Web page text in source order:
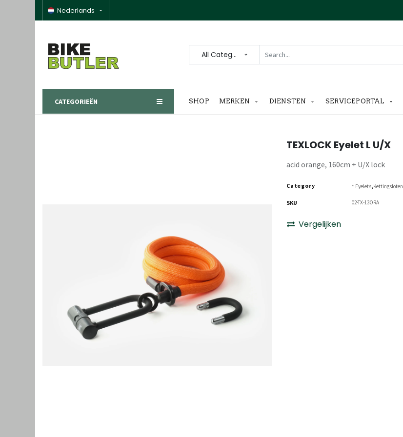
Nederlands
All Categories
CATEGORIEËN SHOP MERKEN DIENSTEN SERVICEPORTAL
TEXLOCK Eyelet L U/X
acid orange, 160cm + U/X lock
Category * Eyelets,Kettingsloten
SKU 02-TX-13ORA
Vergelijken